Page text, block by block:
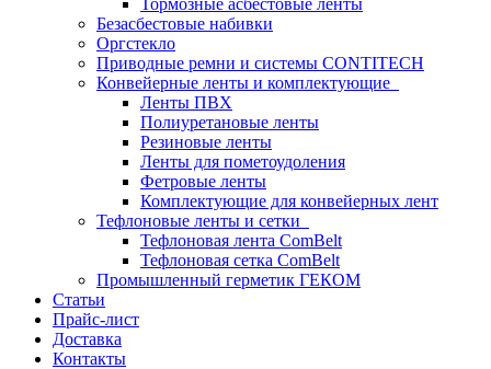
Тормозные асбестовые ленты
Безасбестовые набивки
Оргстекло
Приводные ремни и системы CONTITECH
Конвейерные ленты и комплектующие
Ленты ПВХ
Полиуретановые ленты
Резиновые ленты
Ленты для пометоудоления
Фетровые ленты
Комплектующие для конвейерных лент
Тефлоновые ленты и сетки
Тефлоновая лента ComBelt
Тефлоновая сетка ComBelt
Промышленный герметик ГЕКОМ
Статьи
Прайс-лист
Доставка
Контакты